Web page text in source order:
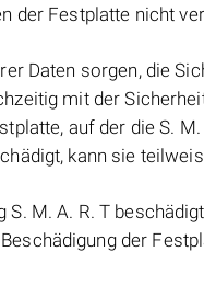
der Festplatte nicht
Daten sorgen, die
mit der
auf der die S.
kann sie
S. M. A. R. T
der